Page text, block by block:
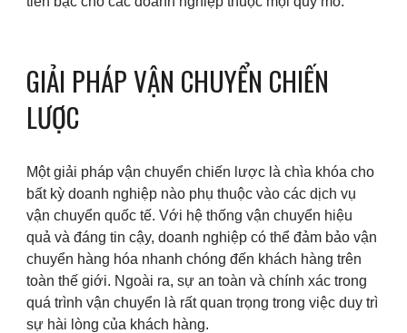
GIẢI PHÁP VẬN CHUYỂN CHIẾN
LƯỢC
Một giải pháp vận chuyển chiến lược là chìa khóa cho
bất kỳ doanh nghiệp nào phụ thuộc vào các dịch vụ
vận chuyển quốc tế. Với hệ thống vận chuyển hiệu
quả và đáng tin cậy, doanh nghiệp có thể đảm bảo vận
chuyển hàng hóa nhanh chóng đến khách hàng trên
toàn thế giới. Ngoài ra, sự an toàn và chính xác trong
quá trình vận chuyển là rất quan trọng trong việc duy trì
sự hài lòng của khách hàng.